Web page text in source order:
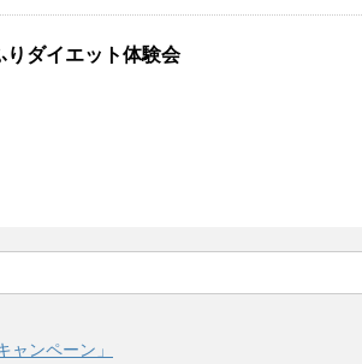
ダイエット体験会
ンペーン」